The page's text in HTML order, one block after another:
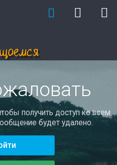
получить доступ ко всем
будет удалено.